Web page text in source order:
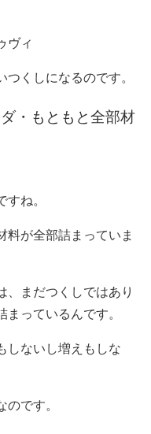
ヴィ
くしになるのです。
・もともと全部材
ね。
料が全部詰まっていま
、まだつくしではあり
っているんです。
しないし増えもしな
です。